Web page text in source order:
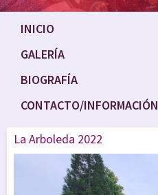
INICIO
GALERÍA
BIOGRAFÍA
CONTACTO/INFORMACIÓN
La Arboleda 2022